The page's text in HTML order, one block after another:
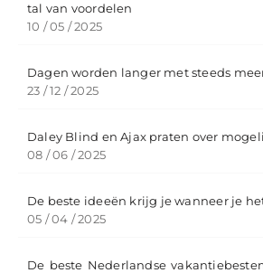
tal van voordelen
10 / 05 / 2025
Dagen worden langer met steeds
23 / 12 / 2025
Daley Blind en Ajax praten over
08 / 06 / 2025
De beste ideeën krijg je wanneer je
05 / 04 / 2025
De beste Nederlandse